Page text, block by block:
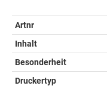
Artnr
Inhalt
Besonderheit
Druckertyp